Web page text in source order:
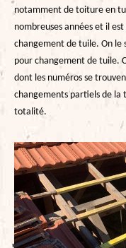
notamment de toiture en
nombreuses années et il
changement de tuile. On le
pour changement de tuile.
dont les numéros se
changements partiels de la
totalité.